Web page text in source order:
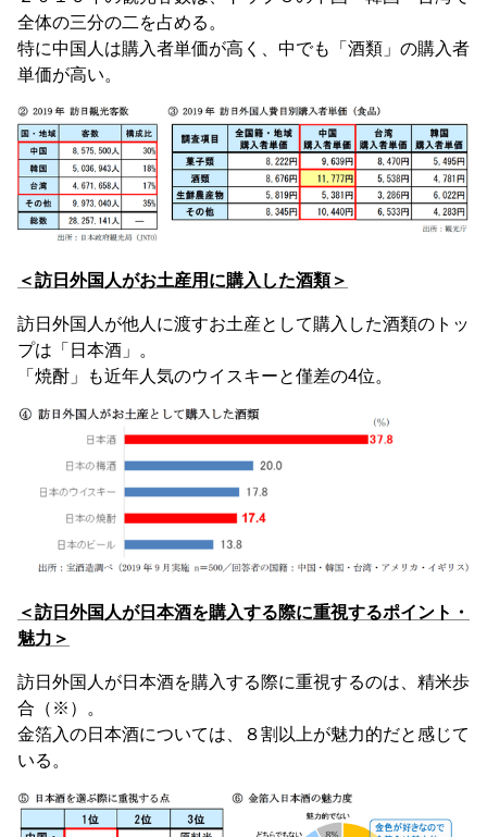
全体の三分の二を占める。
特に中国人は購入者単価が高く、中でも「酒類」の購入者
単価が高い。
＜訪日外国人がお土産用に購入した酒類＞
訪日外国人が他人に渡すお土産として購入した酒類のトッ
プは「日本酒」。
「焼酎」も近年人気のウイスキーと僅差の4位。
＜訪日外国人が日本酒を購入する際に重視するポイント・
魅力＞
訪日外国人が日本酒を購入する際に重視するのは、精米歩
合（※）。
金箔入の日本酒については、８割以上が魅力的だと感じて
いる。